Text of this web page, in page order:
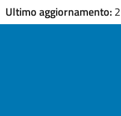
Ultimo aggiornamento: